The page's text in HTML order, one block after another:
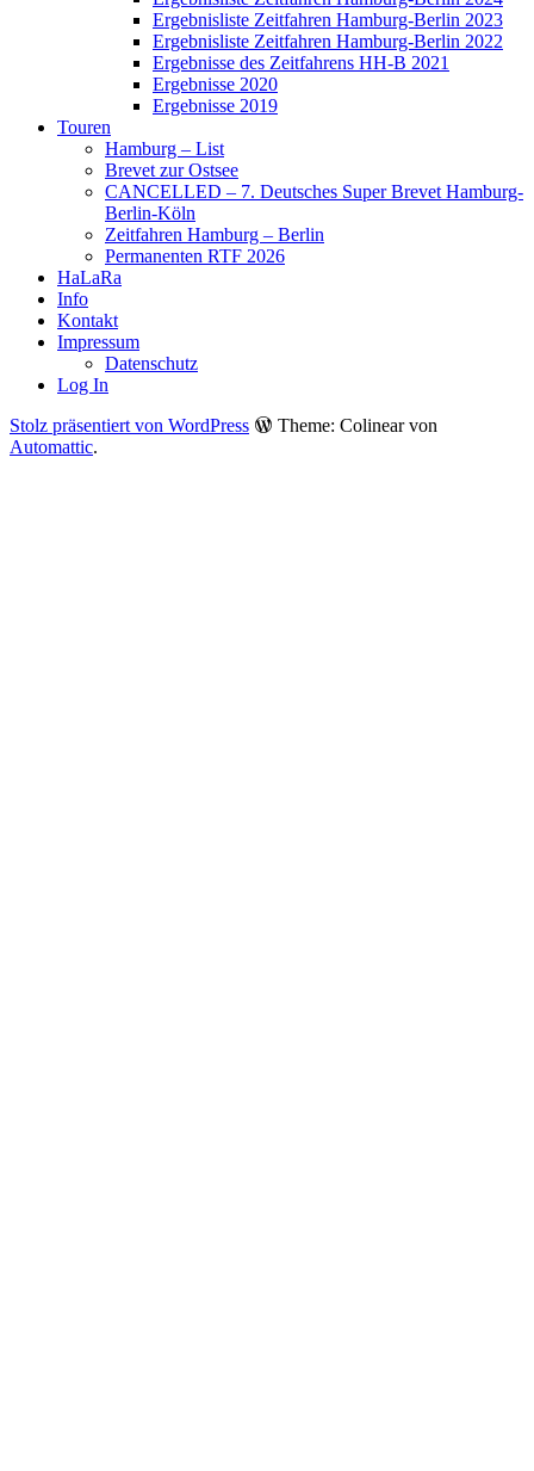
Ergebnisliste Zeitfahren Hamburg-Berlin 2023
Ergebnisliste Zeitfahren Hamburg-Berlin 2022
Ergebnisse des Zeitfahrens HH-B 2021
Ergebnisse 2020
Ergebnisse 2019
Touren
Hamburg – List
Brevet zur Ostsee
CANCELLED – 7. Deutsches Super Brevet Hamburg-
Berlin-Köln
Zeitfahren Hamburg – Berlin
Permanenten RTF 2026
HaLaRa
Info
Kontakt
Impressum
Datenschutz
Log In
Stolz präsentiert von WordPress
Theme: Colinear von
Automattic.